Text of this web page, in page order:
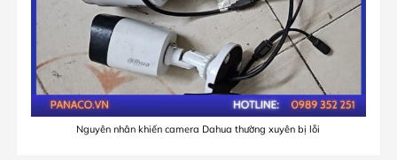
Nguyên nhân khiến camera Dahua thường xuyên bị lỗi